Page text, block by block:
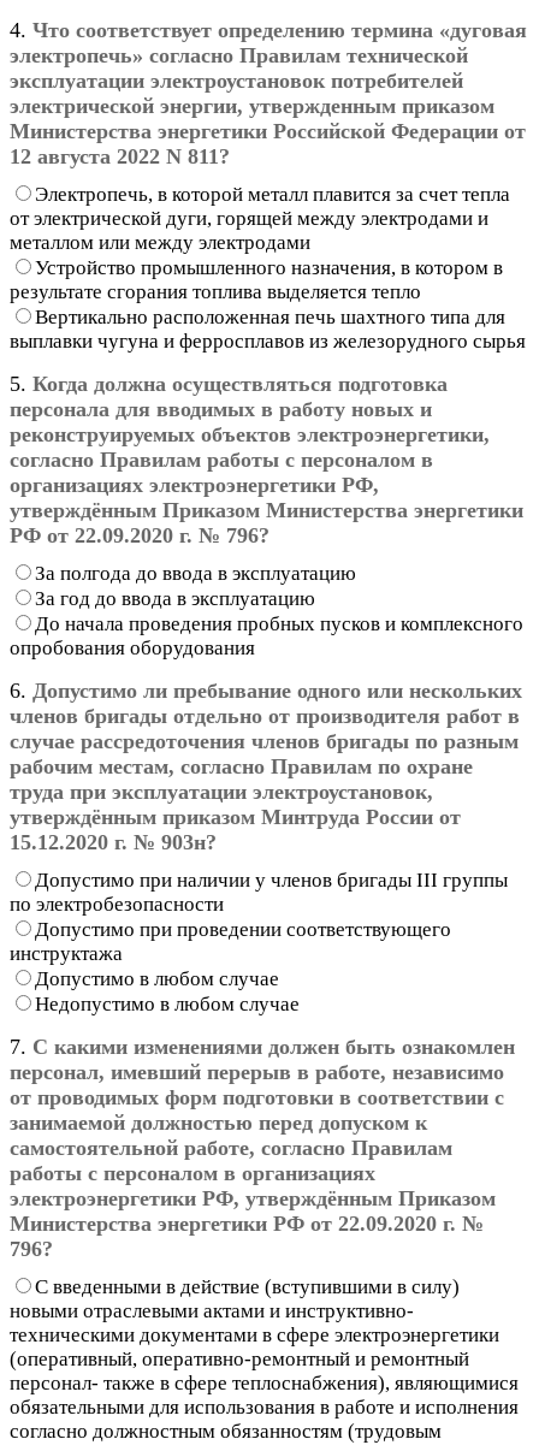
4. Что соответствует определению термина «дуговая
электропечь» согласно Правилам технической
эксплуатации электроустановок потребителей
электрической энергии, утвержденным приказом
Министерства энергетики Российской Федерации от
12 августа 2022 N 811?
Электропечь, в которой металл плавится за счет тепла
от электрической дуги, горящей между электродами и
металлом или между электродами
Устройство промышленного назначения, в котором в
результате сгорания топлива выделяется тепло
Вертикально расположенная печь шахтного типа для
выплавки чугуна и ферросплавов из железорудного сырья
5. Когда должна осуществляться подготовка
персонала для вводимых в работу новых и
реконструируемых объектов электроэнергетики,
согласно Правилам работы с персоналом в
организациях электроэнергетики РФ,
утверждённым Приказом Министерства энергетики
РФ от 22.09.2020 г. № 796?
За полгода до ввода в эксплуатацию
За год до ввода в эксплуатацию
До начала проведения пробных пусков и комплексного
опробования оборудования
6. Допустимо ли пребывание одного или нескольких
членов бригады отдельно от производителя работ в
случае рассредоточения членов бригады по разным
рабочим местам, согласно Правилам по охране
труда при эксплуатации электроустановок,
утверждённым приказом Минтруда России от
15.12.2020 г. № 903н?
Допустимо при наличии у членов бригады III группы
по электробезопасности
Допустимо при проведении соответствующего
инструктажа
Допустимо в любом случае
Недопустимо в любом случае
7. С какими изменениями должен быть ознакомлен
персонал, имевший перерыв в работе, независимо
от проводимых форм подготовки в соответствии с
занимаемой должностью перед допуском к
самостоятельной работе, согласно Правилам
работы с персоналом в организациях
электроэнергетики РФ, утверждённым Приказом
Министерства энергетики РФ от 22.09.2020 г. №
796?
С введенными в действие (вступившими в силу)
новыми отраслевыми актами и инструктивно-
техническими документами в сфере электроэнергетики
(оперативный, оперативно-ремонтный и ремонтный
персонал- также в сфере теплоснабжения), являющимися
обязательными для использования в работе и исполнения
согласно должностным обязанностям (трудовым